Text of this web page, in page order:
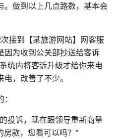
。做到以上几点路数，基本会
到【某旅游网站】网客服
因为收到公关部抄送给客诉
统内将客诉升级才给你来电
，改善了不少。
诉，现在跟领导重新商量
房款，您看可以吗？”